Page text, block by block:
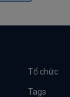
Tổ chức
Tags